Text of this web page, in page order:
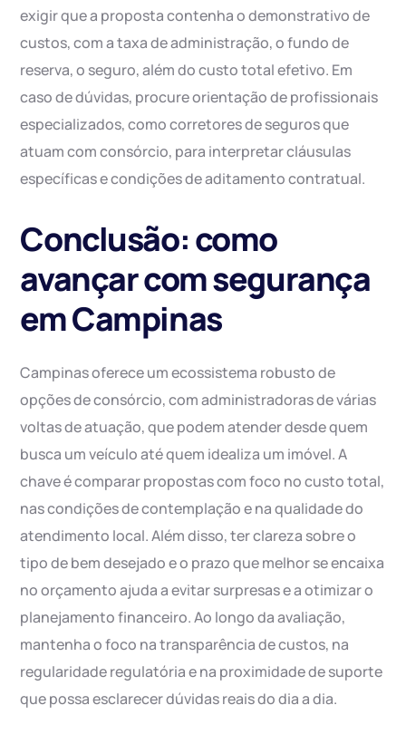
exigir que a proposta contenha o demonstrativo de
custos, com a taxa de administração, o fundo de
reserva, o seguro, além do custo total efetivo. Em
caso de dúvidas, procure orientação de profissionais
especializados, como corretores de seguros que
atuam com consórcio, para interpretar cláusulas
específicas e condições de aditamento contratual.
Conclusão: como
avançar com segurança
em Campinas
Campinas oferece um ecossistema robusto de
opções de consórcio, com administradoras de várias
voltas de atuação, que podem atender desde quem
busca um veículo até quem idealiza um imóvel. A
chave é comparar propostas com foco no custo total,
nas condições de contemplação e na qualidade do
atendimento local. Além disso, ter clareza sobre o
tipo de bem desejado e o prazo que melhor se encaixa
no orçamento ajuda a evitar surpresas e a otimizar o
planejamento financeiro. Ao longo da avaliação,
mantenha o foco na transparência de custos, na
regularidade regulatória e na proximidade de suporte
que possa esclarecer dúvidas reais do dia a dia.